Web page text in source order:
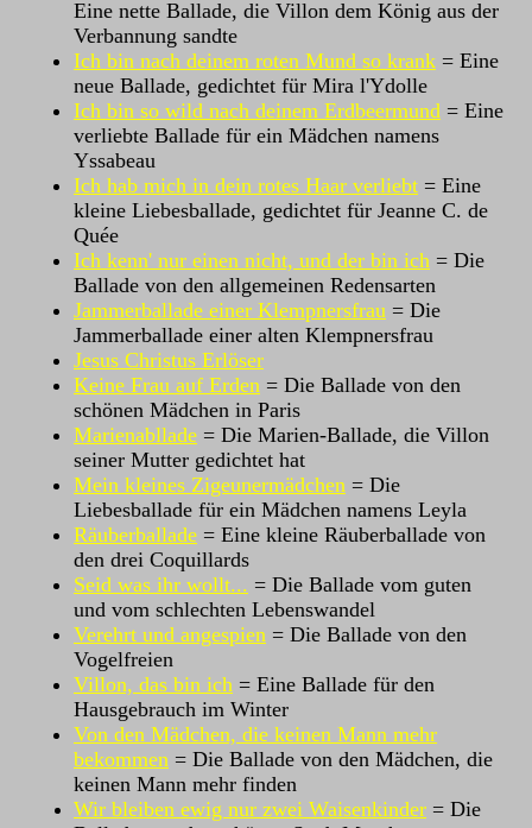
Eine nette Ballade, die Villon dem König aus der
Verbannung sandte
Ich bin nach deinem roten Mund so krank = Eine
neue Ballade, gedichtet für Mira l'Ydolle
Ich bin so wild nach deinem Erdbeermund = Eine
verliebte Ballade für ein Mädchen namens
Yssabeau
Ich hab mich in dein rotes Haar verliebt = Eine
kleine Liebesballade, gedichtet für Jeanne C. de
Quée
Ich kenn' nur einen nicht, und der bin ich = Die
Ballade von den allgemeinen Redensarten
Jammerballade einer Klempnersfrau = Die
Jammerballade einer alten Klempnersfrau
Jesus Christus Erlöser
Keine Frau auf Erden = Die Ballade von den
schönen Mädchen in Paris
Marienabllade = Die Marien-Ballade, die Villon
seiner Mutter gedichtet hat
Mein kleines Zigeunermädchen = Die
Liebesballade für ein Mädchen namens Leyla
Räuberballade = Eine kleine Räuberballade von
den drei Coquillards
Seid was ihr wollt... = Die Ballade vom guten
und vom schlechten Lebenswandel
Verehrt und angespien = Die Ballade von den
Vogelfreien
Villon, das bin ich = Eine Ballade für den
Hausgebrauch im Winter
Von den Mädchen, die keinen Mann mehr
bekommen = Die Ballade von den Mädchen, die
keinen Mann mehr finden
Wir bleiben ewig nur zwei Waisenkinder = Die